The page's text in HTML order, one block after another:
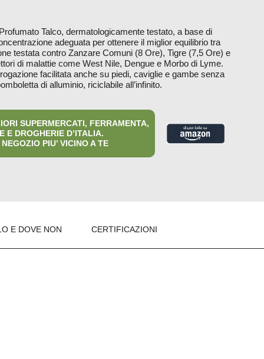
Talco, dermatologicamente testato, a base di
adeguata per ottenere il miglior equilibrio tra
testata contro Zanzare Comuni (8 Ore), Tigre (7,5 Ore) e
di malattie come West Nile, Dengue e Morbo di Lyme.
facilitata anche su piedi, caviglie e gambe senza
di alluminio, riciclabile all’infinito.
SUPERMERCATI, FERRAMENTA,
E DROGHERIE D’ITALIA.
PIU’ VICINO A TE
E DOVE NON CERTIFICAZIONI